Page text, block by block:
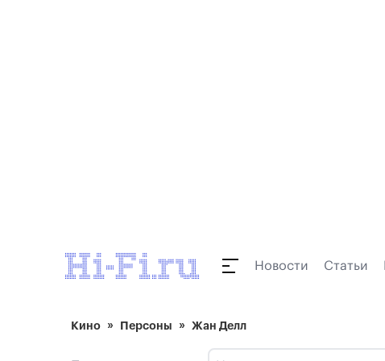
Новости Статьи
Кино Персоны Жан Делл